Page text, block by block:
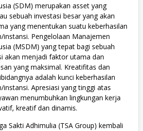
(SDM) merupakan asset yang
sebuah investasi besar yang akan
yang menentukan suatu keberhasilan
instansi. Pengelolaan Manajemen
(MSDM) yang tepat bagi sebuah
akan menjadi faktor utama dan
yang maksimal. Kreatifitas dan
adalah kunci keberhasilan
instansi. Apresiasi yang tinggi atas
menumbuhkan lingkungan kerja
kreatif dan dinamis.
Sakti Adhimulia (TSA Group) kembali